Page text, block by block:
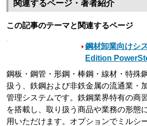
関連するページ・著者紹介
この記事のテーマと関連するページ
鋼材卸業向けシ
Edition
鋼板・鋼管・形鋼・棒鋼・線材・特殊
扱う、鉄鋼および非鉄金属の流通業・
管理システムです。鉄鋼業界特有の商
を搭載し、取り扱う商品や業務の形態
用いただけます。オプションでミルシ